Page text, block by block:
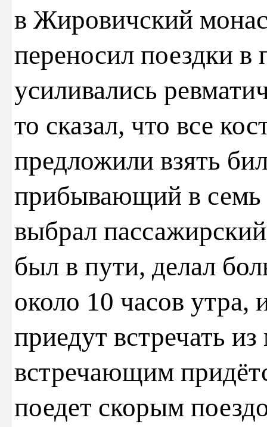
в Жировичский
переносил поездки в
усиливались
то сказал, что все
предложили взять
прибывающий в семь
выбрал
был в пути, делал
около 10 часов утра,
приедут встречать
встречающим
поедет скорым